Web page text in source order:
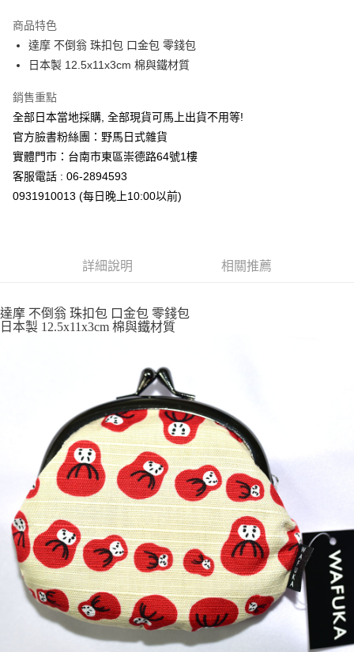
合作金庫商業銀行
華南商業銀行
彰化商業銀行
上海商業儲蓄銀行
臺灣中小企業銀行
匯豐（台灣）商業銀行
華泰商業銀行
聯邦商業銀行
元大商業銀行
永豐商業銀行
台新國際商業銀行
台灣樂天信用卡公司
超商取貨付款
LINE Pay
Apple Pay
街口支付
悠遊付
Google Pay
付款後全家取貨
每筆NT$65，滿NT$999(含以上)免運費
付款後7-11取貨
每筆NT$65，滿NT$999(含以上)免運費
每筆NT$100，滿NT$999(含以上)免運費
商品特色
達摩 不倒翁 珠扣包 口金包 零錢包
日本製 12.5x11x3cm 棉與鐵材質
銷售重點
全部日本當地採購, 全部現貨可馬上出貨不用等!
官方臉書粉絲團：野馬日式雜貨
實體門市：台南市東區崇德路64號1樓
客服電話 : 06-2894593
0931910013 (每日晚上10:00以前)
詳細說明 相關推薦
達摩 不倒翁 珠扣包 口金包 零錢包
日本製 12.5x11x3cm 棉與鐵材質